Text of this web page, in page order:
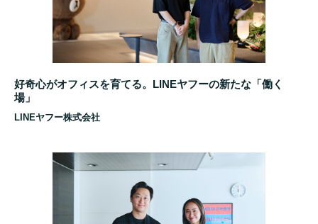
好奇心がオフィスを育てる。LINEヤフーの新たな「働く
場」
LINEヤフー株式会社